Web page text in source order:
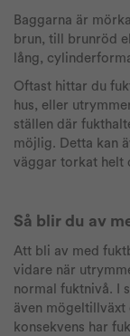
Baggarna är
brun, till brunröd
lång,
Oftast hittar du
hus, eller
ställen där
möjlig. Detta kan
väggar torkat helt
Så blir du av
Att bli av med
vidare när
normal fuktnivå. I
även mögeltillväxt
konsekvens har